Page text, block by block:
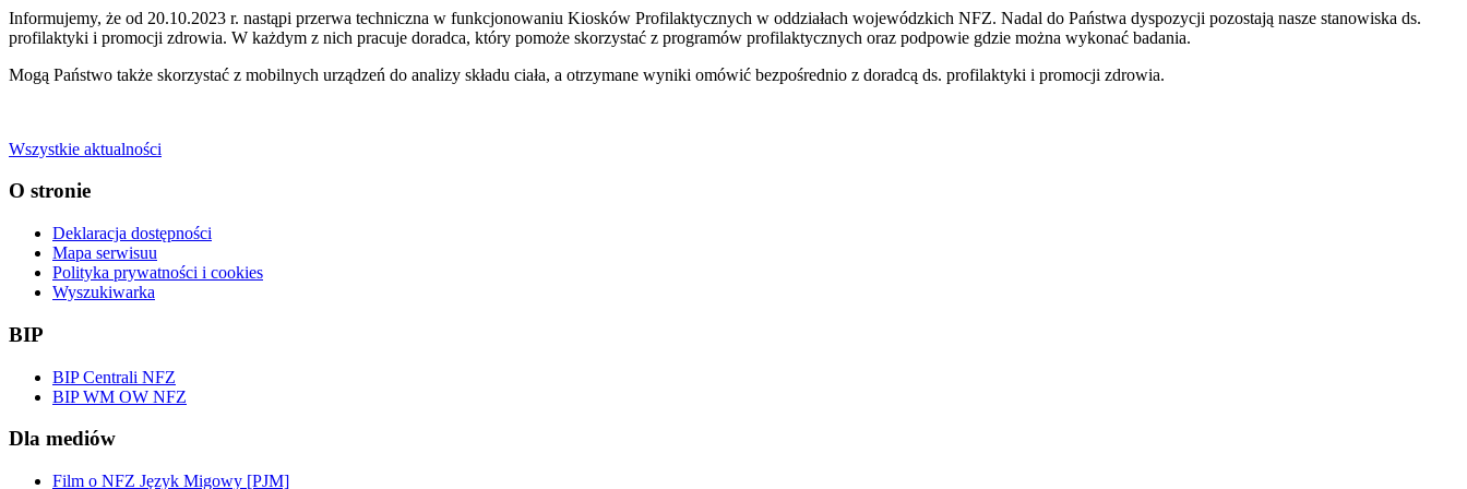
Informujemy, że od 20.10.2023 r. nastąpi przerwa techniczna w funkcjonowaniu Kiosków Profilaktycznych w oddziałach wojewódzkich NFZ. Nadal do Państwa dyspozycji pozostają nasze stanowiska ds.
profilaktyki i promocji zdrowia. W każdym z nich pracuje doradca, który pomoże skorzystać z programów profilaktycznych oraz podpowie gdzie można wykonać badania.
Mogą Państwo także skorzystać z mobilnych urządzeń do analizy składu ciała, a otrzymane wyniki omówić bezpośrednio z doradcą ds. profilaktyki i promocji zdrowia.
Wszystkie aktualności
O stronie
Deklaracja dostępności
Mapa serwisuu
Polityka prywatności i cookies
Wyszukiwarka
BIP
BIP Centrali NFZ
BIP WM OW NFZ
Dla mediów
Film o NFZ Język Migowy [PJM]